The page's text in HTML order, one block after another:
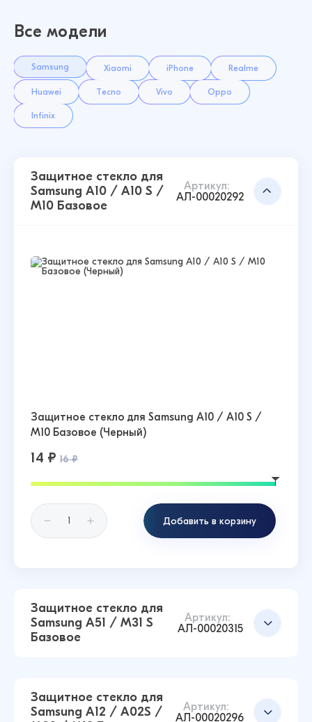
Все модели
Samsung Xiaomi iPhone Realme
Huawei Tecno Vivo Oppo
Infinix
Защитное стекло для
Samsung A10 / A10 S /
M10 Базовое
Артикул:
АЛ-00020292
Защитное стекло для Samsung A10 / A10 S /
M10 Базовое (Черный)
14 ₽ 16 ₽
Добавить в корзину
Защитное стекло для
Samsung A51 / M31 S
Базовое
Артикул:
АЛ-00020315
Защитное стекло для
Samsung A12 / A02S /
Артикул:
АЛ-00020296